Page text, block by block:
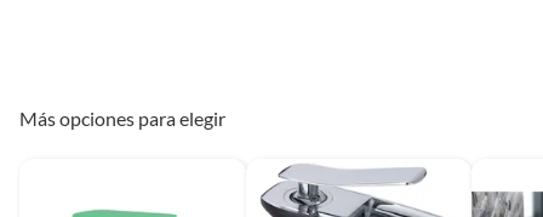
Más opciones para elegir